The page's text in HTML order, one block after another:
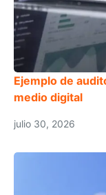
Ejemplo de
medio digital
julio 30, 2026